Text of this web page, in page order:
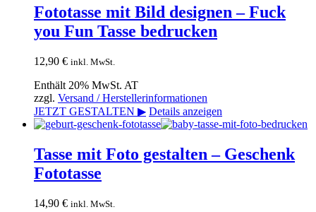
Fototasse mit Bild designen – Fuck
you Fun Tasse bedrucken
12,90 € inkl. MwSt.
Enthält 20% MwSt. AT
zzgl. Versand / Herstellerinformationen
JETZT GESTALTEN ▶ Details anzeigen
Tasse mit Foto gestalten – Geschenk
Fototasse
14,90 € inkl. MwSt.